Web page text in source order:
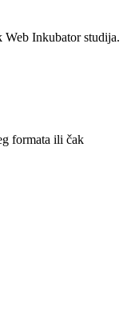
Inkubator studija.
formata ili čak